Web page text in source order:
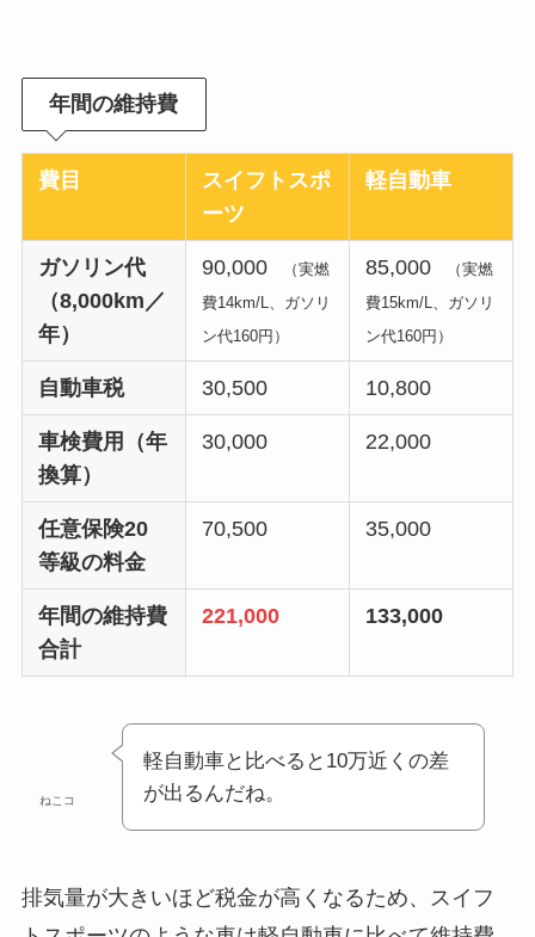
年間の維持費
費目
スイフトスポ
ーツ
軽自動車
ガソリン代
（8,000km／
年）
90,000 （実燃
費14km/L、ガソリ
ン代160円）
85,000 （実燃
費15km/L、ガソリ
ン代160円）
自動車税 30,500 10,800
車検費用（年
換算）
30,000 22,000
任意保険20
等級の料金
70,500 35,000
年間の維持費
合計
221,000 133,000
ねこコ
軽自動車と比べると10万近くの差
が出るんだね。
排気量が大きいほど税金が高くなるため、スイフ